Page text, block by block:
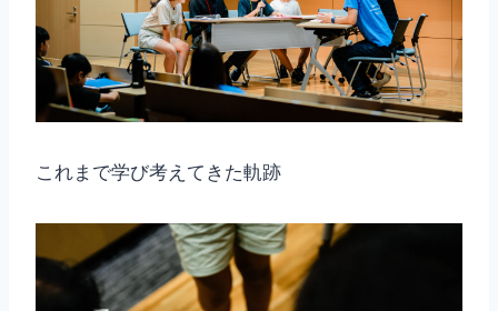
これまで学び考えてきた軌跡